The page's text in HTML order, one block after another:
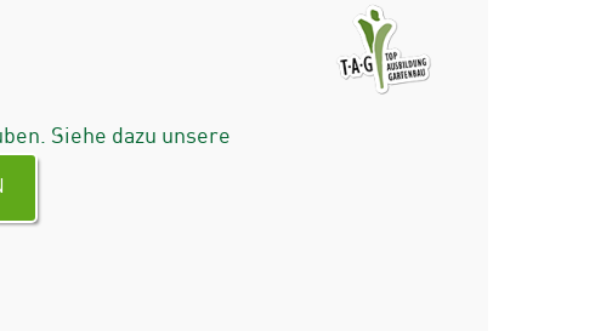
Siehe dazu unsere